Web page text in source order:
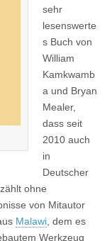
sehr
lesenswerte
s Buch von
William
Kamkwamb
a und Bryan
Mealer,
dass seit
2010 auch
in
Deutscher
ohne
von Mitautor
Malawi, dem es
Werkzeug